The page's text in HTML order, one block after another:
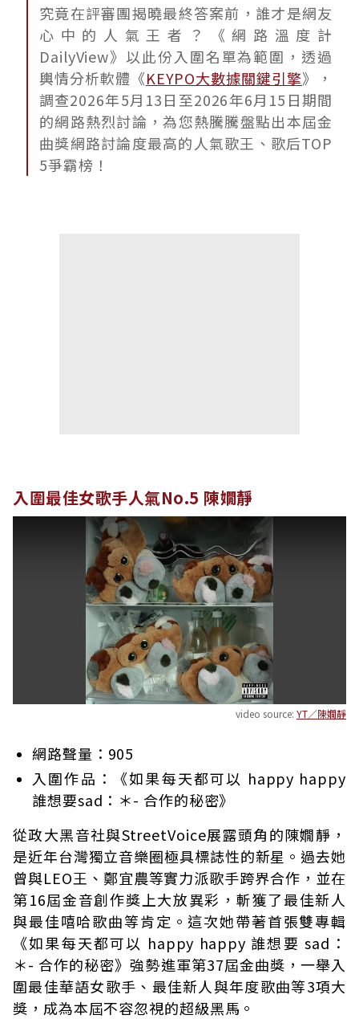
究竟在評審團揭曉最終答案前，誰才是網友
心中的人氣王者？《網路溫度計
DailyView》以此份入圍名單為範圍，透過
輿情分析軟體《KEYPO大數據關鍵引擎》，
調查2026年5月13日至2026年6月15日期間
的網路熱烈討論，為您熱騰騰盤點出本屆金
曲獎網路討論度最高的人氣歌王、歌后TOP
5爭霸榜！
入圍最佳女歌手人氣No.5 陳嫺靜
video source: YT／陳嫺靜
網路聲量：905
入圍作品：《如果每天都可以 happy happy
誰想要sad：＊- 合作的秘密》
從政大黑音社與StreetVoice展露頭角的陳嫺靜，
是近年台灣獨立音樂圈極具標誌性的新星。過去她
曾與LEO王、鄭宜農等實力派歌手跨界合作，並在
第16屆金音創作獎上大放異彩，斬獲了最佳新人
與最佳嘻哈歌曲等肯定。這次她帶著首張雙專輯
《如果每天都可以 happy happy 誰想要 sad：
＊- 合作的秘密》強勢進軍第37屆金曲獎，一舉入
圍最佳華語女歌手、最佳新人與年度歌曲等3項大
獎，成為本屆不容忽視的超級黑馬。